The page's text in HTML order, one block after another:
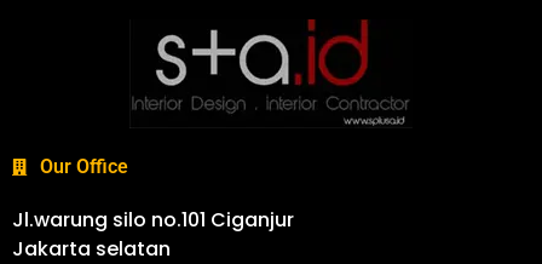
Our Office
Jl.warung silo no.101 Ciganjur
Jakarta selatan